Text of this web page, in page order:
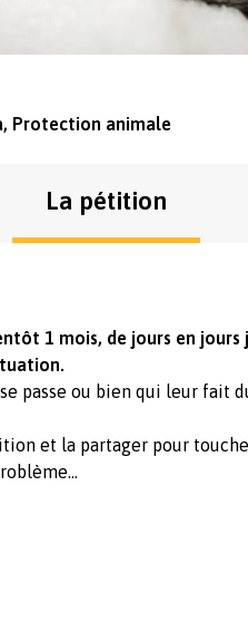
Protection animale
La pétition
1 mois, de jours en jours
passe ou bien qui leur fait
et la partager pour